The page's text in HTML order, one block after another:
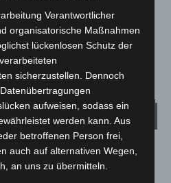
Wetter
Verantwortlicher
organisatorische Maßnahmen
lückenlosen Schutz der
sicherzustellen. Dennoch
aufweisen, sodass ein
werden kann. Aus
betroffenen Person frei,
auch auf alternativen Wegen,
an uns zu übermitteln.